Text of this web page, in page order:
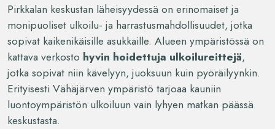
Pirkkalan keskustan läheisyydessä on erinomaiset ja
monipuoliset ulkoilu- ja harrastusmahdollisuudet, jotka
sopivat kaikenikäisille asukkaille. Alueen ympäristössä on
kattava verkosto hyvin hoidettuja ulkoilureittejä,
jotka sopivat niin kävelyyn, juoksuun kuin pyöräilyynkin.
Erityisesti Vähäjärven ympäristö tarjoaa kauniin
luontoympäristön ulkoiluun vain lyhyen matkan päässä
keskustasta.